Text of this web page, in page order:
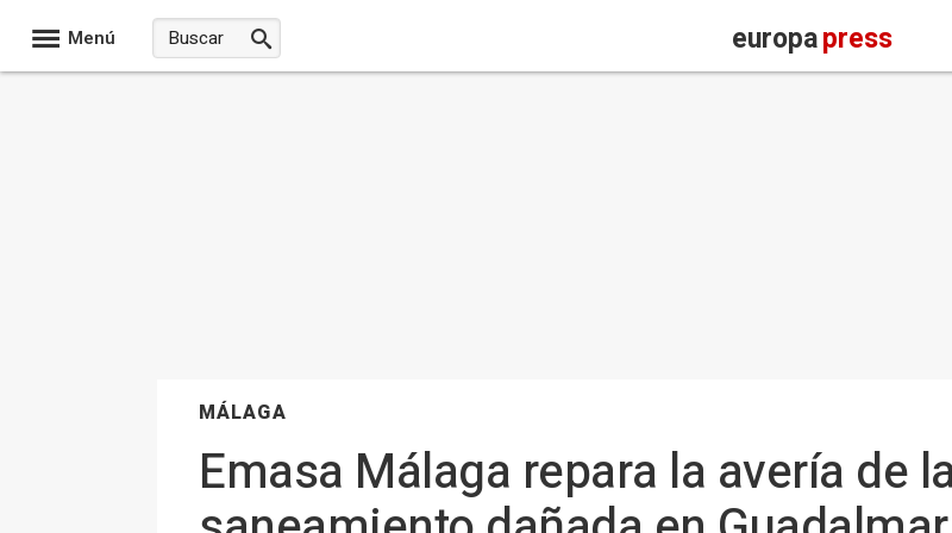
Menú europapress
MÁLAGA
Emasa Málaga repara la avería de